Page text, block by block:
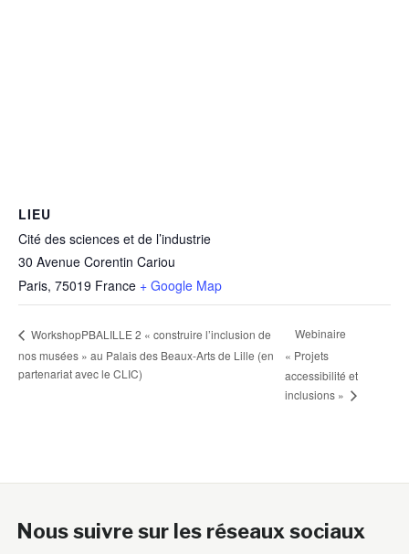
LIEU
Cité des sciences et de l’industrie
30 Avenue Corentin Cariou
Paris, 75019 France + Google Map
WorkshopPBALILLE 2 « construire l’inclusion de
nos musées » au Palais des Beaux-Arts de Lille (en
partenariat avec le CLIC)
Webinaire
« Projets
accessibilité et
inclusions »
Nous suivre sur les réseaux sociaux